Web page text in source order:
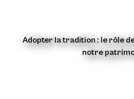
Adopter la tradition : le rôle
notre